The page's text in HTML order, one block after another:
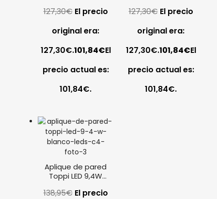
127,30€ El precio
original era:
127,30€.101,84€El
precio actual es:
101,84€.
127,30€ El precio
original era:
127,30€.101,84€El
precio actual es:
101,84€.
Aplique de pared
Toppi LED 9,4W
138,95€ El precio